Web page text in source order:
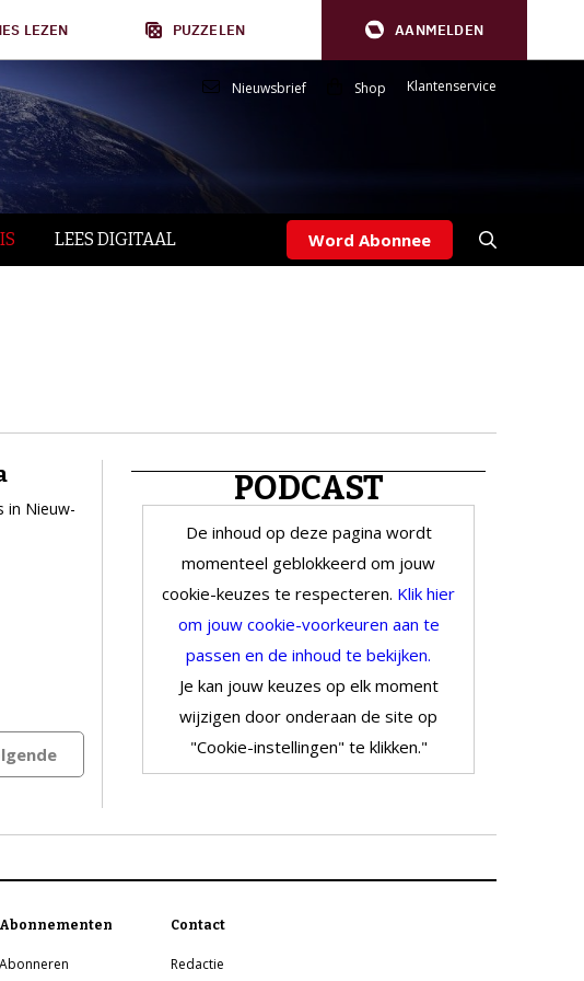
LEZEN PUZZELEN AANMELDEN
Nieuwsbrief Shop Klantenservice
LEES DIGITAAL Word Abonnee
in Nieuw-
PODCAST
De inhoud op deze pagina wordt
momenteel geblokkeerd om jouw
cookie-keuzes te respecteren. Klik hier
om jouw cookie-voorkeuren aan te
passen en de inhoud te bekijken.
Je kan jouw keuzes op elk moment
wijzigen door onderaan de site op
"Cookie-instellingen" te klikken."
Abonnementen
Abonneren
Contact
Redactie